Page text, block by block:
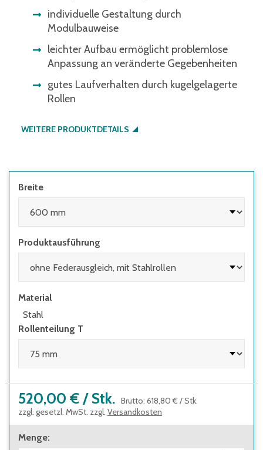
individuelle Gestaltung durch
Modulbauweise
leichter Aufbau ermöglicht problemlose
Anpassung an veränderte Gegebenheiten
gutes Laufverhalten durch kugelgelagerte
Rollen
WEITERE PRODUKTDETAILS
Breite
Produktausführung
Material
Stahl
Rollenteilung T
520,00 € / Stk. Brutto: 618,80 € /Stk.
zzgl. gesetzl. MwSt. zzgl. Versandkosten
Menge: